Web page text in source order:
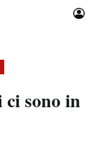
sono in